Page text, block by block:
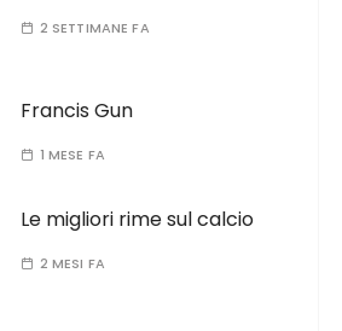
2 SETTIMANE FA
Francis Gun
1 MESE FA
Le migliori rime sul calcio
2 MESI FA